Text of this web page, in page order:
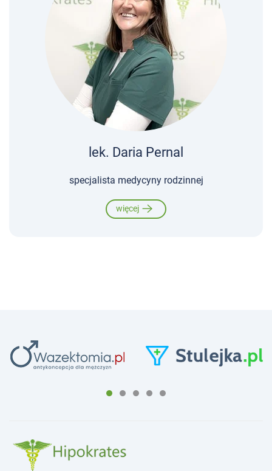
lek. Daria Pernal
specjalista medycyny rodzinnej
więcej